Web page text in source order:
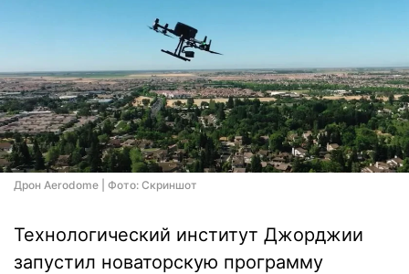
Дрон Aerodome | Фото: Скриншот
Технологический институт Джорджии
запустил новаторскую программу